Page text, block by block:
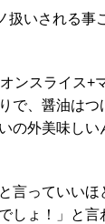
扱いされる事
ンスライス+
で、醤油はつ
の外美味しい
言っていいほ
しょ！」と言